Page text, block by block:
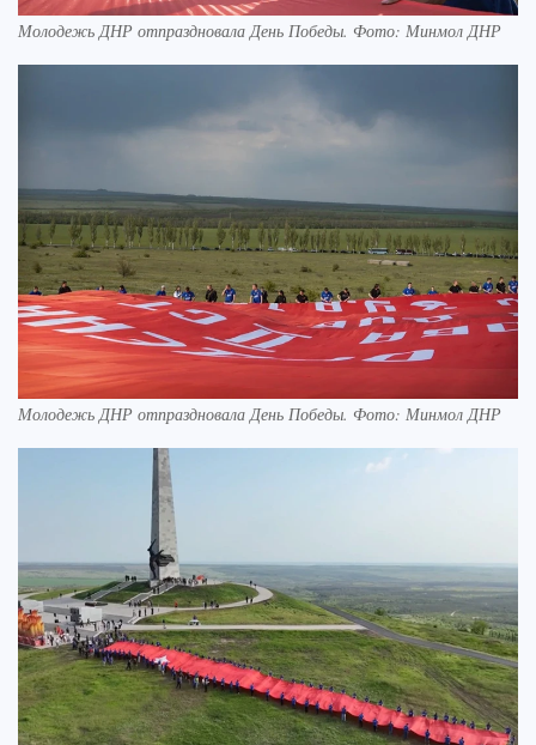
Молодежь ДНР отпраздновала День Победы. Фото: Минмол ДНР
Молодежь ДНР отпраздновала День Победы. Фото: Минмол ДНР